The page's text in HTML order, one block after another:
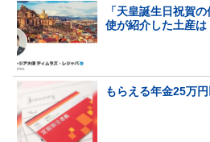
「天皇誕生日祝賀
使が紹介した土産は
もらえる年金25万